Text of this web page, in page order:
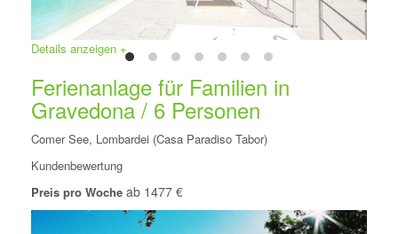
Details anzeigen +
Ferienanlage für Familien in
Gravedona / 6 Personen
Comer See, Lombardei (Casa Paradiso Tabor)
Kundenbewertung
Preis pro Woche ab 1477 €